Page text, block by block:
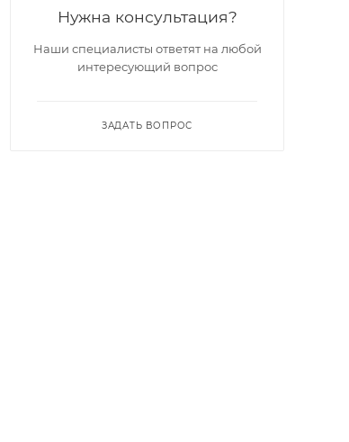
Нужна консультация?
Наши специалисты ответят на любой
интересующий вопрос
ЗАДАТЬ ВОПРОС